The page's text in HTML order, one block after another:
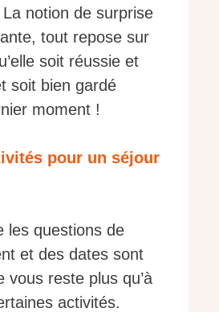
notion de surprise
tout repose sur
soit réussie et
soit bien gardé
moment !
pour un séjour
les questions de
et des dates sont
vous reste plus qu’à
activités.